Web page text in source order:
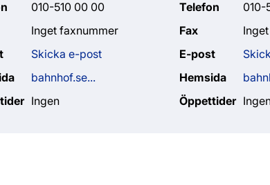
010-510 00 00
Inget faxnummer
Skicka e-post
bahnhof.se...
Ingen
Telefon
010-
Fax
E-post
Hemsida
Öppettider